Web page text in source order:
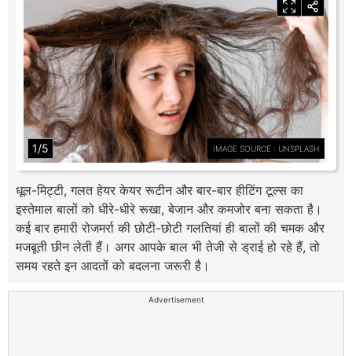
1/5 IMAGE SOURCE : UNSPLASH
धूल-मिट्टी, गलत हेयर केयर रूटीन और बार-बार हीटिंग टूल्स का
इस्तेमाल बालों को धीरे-धीरे रूखा, बेजान और कमजोर बना सकता है।
कई बार हमारी रोजमर्रा की छोटी-छोटी गलतियां ही बालों की चमक और
मजबूती छीन लेती हैं। अगर आपके बाल भी तेजी से ड्राई हो रहे हैं, तो
समय रहते इन आदतों को बदलना जरूरी है।
Advertisement